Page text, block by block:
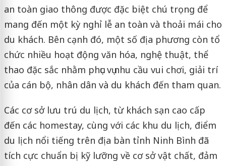
an toàn giao thông được đặc biệt chú trọng để
mang đến một kỳ nghỉ lễ an toàn và thoải mái cho
du khách. Bên cạnh đó, một số địa phương còn tổ
chức nhiều hoạt động văn hóa, nghệ thuật, thể
thao đặc sắc nhằm phục vụ nhu cầu vui chơi, giải trí
của cán bộ, nhân dân và du khách đến tham quan.
Các cơ sở lưu trú du lịch, từ khách sạn cao cấp
đến các homestay, cùng với các khu du lịch, điểm
du lịch nổi tiếng trên địa bàn tỉnh Ninh Bình đã
tích cực chuẩn bị kỹ lưỡng về cơ sở vật chất, đảm